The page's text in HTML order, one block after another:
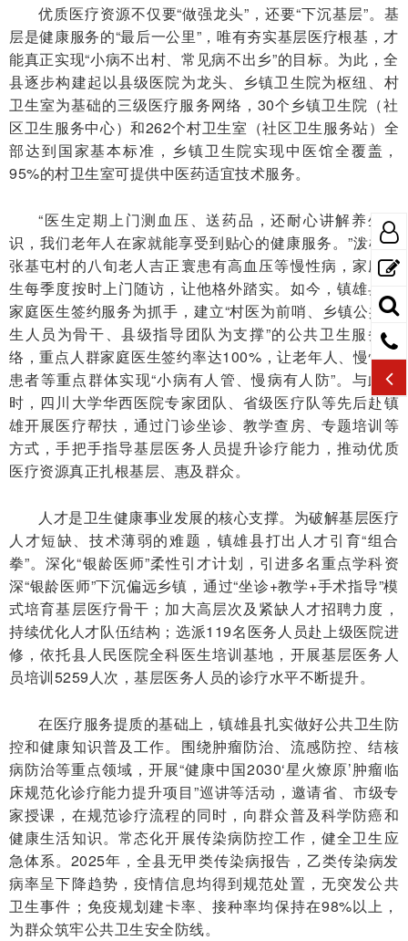
优质医疗资源不仅要“做强龙头”，还要“下沉基层”。基
层是健康服务的“最后一公里”，唯有夯实基层医疗根基，才
能真正实现“小病不出村、常见病不出乡”的目标。为此，全
县逐步构建起以县级医院为龙头、乡镇卫生院为枢纽、村
卫生室为基础的三级医疗服务网络，30个乡镇卫生院（社
区卫生服务中心）和262个村卫生室（社区卫生服务站）全
部达到国家基本标准，乡镇卫生院实现中医馆全覆盖，
95%的村卫生室可提供中医药适宜技术服务。
“医生定期上门测血压、送药品，还耐心讲解养生知
识，我们老年人在家就能享受到贴心的健康服务。”泼机镇
张基屯村的八旬老人吉正寰患有高血压等慢性病，家庭医
生每季度按时上门随访，让他格外踏实。如今，镇雄县以
家庭医生签约服务为抓手，建立“村医为前哨、乡镇公共卫
生人员为骨干、县级指导团队为支撑”的公共卫生服务网
络，重点人群家庭医生签约率达100%，让老年人、慢性病
患者等重点群体实现“小病有人管、慢病有人防”。与此同
时，四川大学华西医院专家团队、省级医疗队等先后赴镇
雄开展医疗帮扶，通过门诊坐诊、教学查房、专题培训等
方式，手把手指导基层医务人员提升诊疗能力，推动优质
医疗资源真正扎根基层、惠及群众。
人才是卫生健康事业发展的核心支撑。为破解基层医疗
人才短缺、技术薄弱的难题，镇雄县打出人才引育“组合
拳”。深化“银龄医师”柔性引才计划，引进多名重点学科资
深“银龄医师”下沉偏远乡镇，通过“坐诊+教学+手术指导”模
式培育基层医疗骨干；加大高层次及紧缺人才招聘力度，
持续优化人才队伍结构；选派119名医务人员赴上级医院进
修，依托县人民医院全科医生培训基地，开展基层医务人
员培训5259人次，基层医务人员的诊疗水平不断提升。
在医疗服务提质的基础上，镇雄县扎实做好公共卫生防
控和健康知识普及工作。围绕肿瘤防治、流感防控、结核
病防治等重点领域，开展“健康中国2030‘星火燎原’肿瘤临
床规范化诊疗能力提升项目”巡讲等活动，邀请省、市级专
家授课，在规范诊疗流程的同时，向群众普及科学防癌和
健康生活知识。常态化开展传染病防控工作，健全卫生应
急体系。2025年，全县无甲类传染病报告，乙类传染病发
病率呈下降趋势，疫情信息均得到规范处置，无突发公共
卫生事件；免疫规划建卡率、接种率均保持在98%以上，
为群众筑牢公共卫生安全防线。